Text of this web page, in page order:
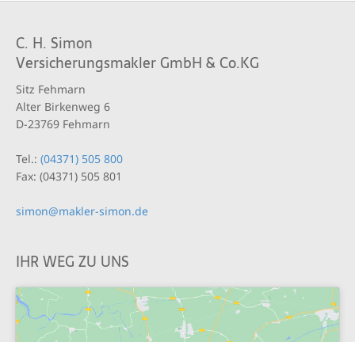
C. H. Simon
Versicherungsmakler GmbH & Co.KG
Sitz Fehmarn
Alter Birkenweg 6
D-23769 Fehmarn
Tel.: (04371) 505 800
Fax: (04371) 505 801
simon@makler-simon.de
IHR WEG ZU UNS